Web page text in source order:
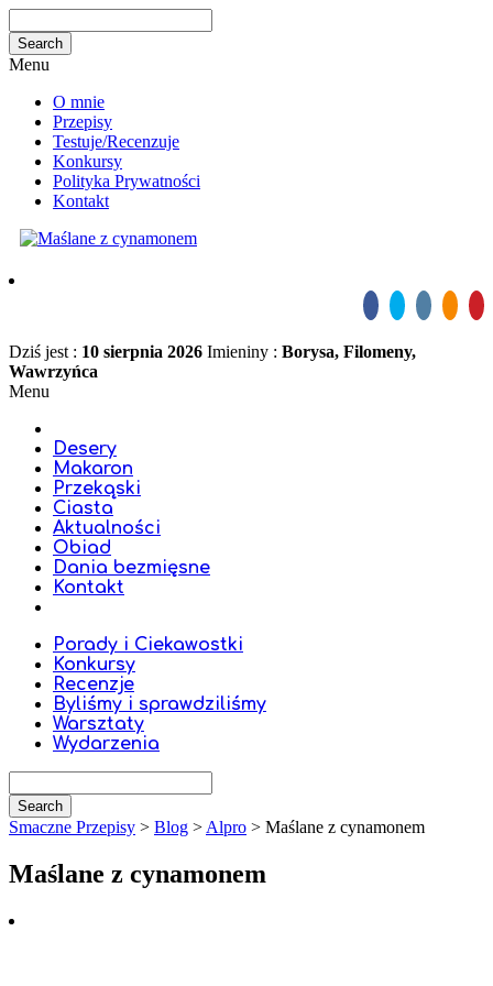
Menu
O mnie
Przepisy
Testuje/Recenzuje
Konkursy
Polityka Prywatności
Kontakt
Dziś jest : 10 sierpnia 2026 Imieniny : Borysa, Filomeny,
Wawrzyńca
Menu
Desery
Makaron
Przekąski
Ciasta
Aktualności
Obiad
Dania bezmięsne
Kontakt
Porady i Ciekawostki
Konkursy
Recenzje
Byliśmy i sprawdziliśmy
Warsztaty
Wydarzenia
Smaczne Przepisy > Blog > Alpro > Maślane z cynamonem
Maślane z cynamonem